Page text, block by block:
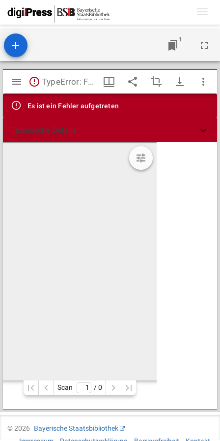
1
Mirador
Viewer
TypeError: Failed to fetch
Es ist ein Fehler aufgetreten
Technische Details
Scan / 0
©2026
Bayerische Staatsbibliothek